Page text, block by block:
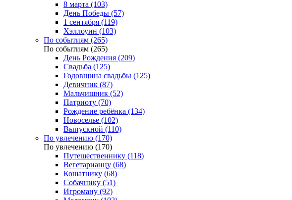
8 марта (103)
День Победы (57)
1 сентября (119)
Хэллоуин (103)
По событиям (265)
По событиям (265)
День Рождения (209)
Свадьба (125)
Годовщина свадьбы (125)
Девичник (87)
Мальчишник (52)
Патриоту (70)
Рождение ребёнка (134)
Новоселье (102)
Выпускной (110)
По увлечению (170)
По увлечению (170)
Путешественнику (118)
Вегетарианцу (68)
Кошатнику (68)
Собачнику (51)
Игроману (92)